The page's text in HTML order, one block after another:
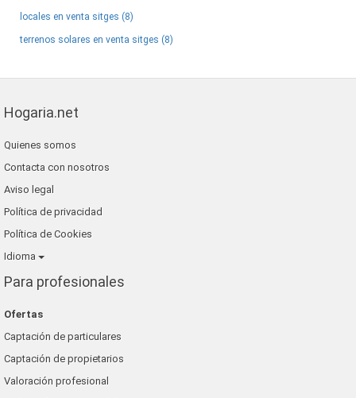
locales en venta sitges (8)
terrenos solares en venta sitges (8)
Hogaria.net
Quienes somos
Contacta con nosotros
Aviso legal
Política de privacidad
Política de Cookies
Idioma
Para profesionales
Ofertas
Captación de particulares
Captación de propietarios
Valoración profesional